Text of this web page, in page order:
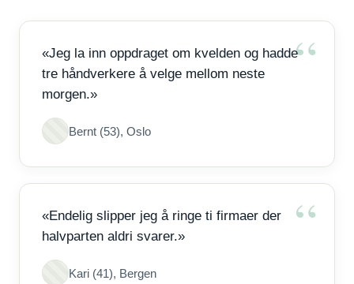
«Jeg la inn oppdraget om kvelden og hadde
tre håndverkere å velge mellom neste
morgen.»
Bernt (53), Oslo
«Endelig slipper jeg å ringe ti firmaer der
halvparten aldri svarer.»
Kari (41), Bergen